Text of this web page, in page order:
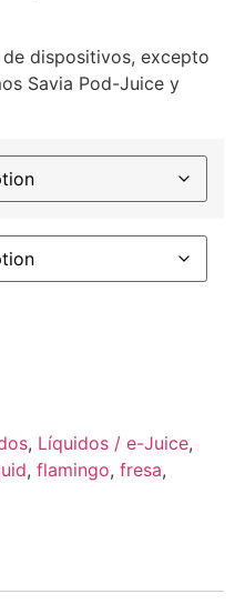
dispositivos, excepto
Savia Pod-Juice y
, Líquidos / e-Juice,
, flamingo, fresa,